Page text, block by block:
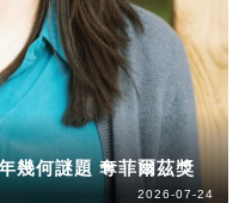
幾何謎題 奪菲爾茲獎
2026-07-24